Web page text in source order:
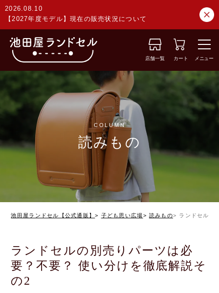
2026.08.10
【2027年度モデル】現在の販売状況について
店舗一覧 カート メニュー
COLUMN
読みもの
池田屋ランドセル【公式通販】 子ども思い広場 読みもの ランドセルの
ランドセルの別売りパーツは必
要？不要？ 使い分けを徹底解説そ
の2